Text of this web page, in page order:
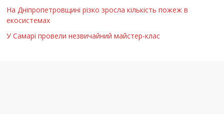
На Дніпропетровщині різко зросла кількість пожеж в
екосистемах
У Самарі провели незвичайний майстер-клас